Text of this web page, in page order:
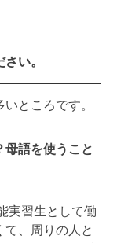
い。
ところです。
母語を使うこと
実習生として働
て、周りの人と